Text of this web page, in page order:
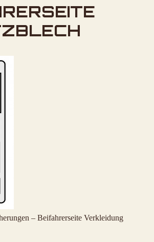
– Beifahrerseite Verkleidung